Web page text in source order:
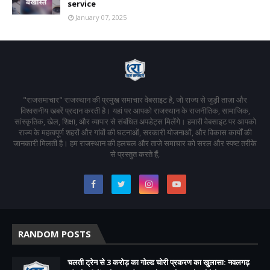
service
January 07, 2025
"राजसमाचार" राजस्थान की प्रमुख समाचार वेबसाइट है, जो राज्य से जुड़ी ताज़ा और
विश्वसनीय खबरें प्रदान करती है। यहां पर आपको राजस्थान के राजनीतिक, सामाजिक,
सांस्कृतिक, खेल, शिक्षा, और व्यापार से संबंधित अपडेट्स मिलेंगे। हमारी वेबसाइट पर आपको
राज्य के महत्वपूर्ण शहरों और गांवों की घटनाओं, सरकारी योजनाओं, और विकास कार्यों की
जानकारी मिलती है। हम राजस्थान की हलचल और ताजे समाचार को सरल और स्पष्ट तरीके
से प्रस्तुत करते हैं,
RANDOM POSTS
चलती ट्रेन से 3 करोड़ का गोल्ड चोरी प्रकरण का खुलासा: नवलगढ़